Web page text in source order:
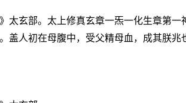
玄部。太上修真玄章一炁一化生章第
盖人初在母腹中，受父精母血，成其朕兆